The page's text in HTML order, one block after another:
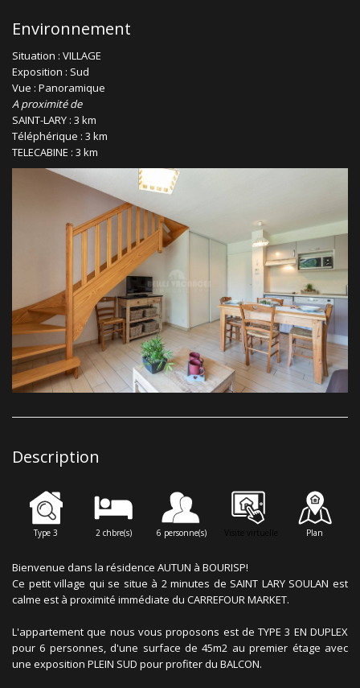
Environnement
Situation : VILLAGE
Exposition : Sud
Vue : Panoramique
A proximité de
SAINT-LARY : 3 km
Téléphérique : 3 km
TELECABINE : 3 km
Description
Type 3 2 chbre(s) 6 personne(s) Visite virtuelle Plan
Bienvenue dans la résidence AUTUN à BOURISP!
Ce petit village qui se situe à 2 minutes de SAINT LARY SOULAN est
calme est à proximité immédiate du CARREFOUR MARKET.
L'appartement que nous vous proposons est de TYPE 3 EN DUPLEX
pour 6 personnes, d'une surface de 45m2 au premier étage avec
une exposition PLEIN SUD pour profiter du BALCON.